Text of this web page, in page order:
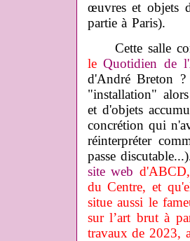
œuvres et objets
partie à Paris).
Cette salle
leQuotidien de
d'André Breton
"installation"
et d'objets
concrétion qui
réinterpréter
passe
site web
du Centre, et
situe aussi le
sur l’art brut à
travaux de 2023,